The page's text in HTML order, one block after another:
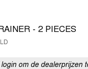
- 2 PIECES
om de dealerprijzen